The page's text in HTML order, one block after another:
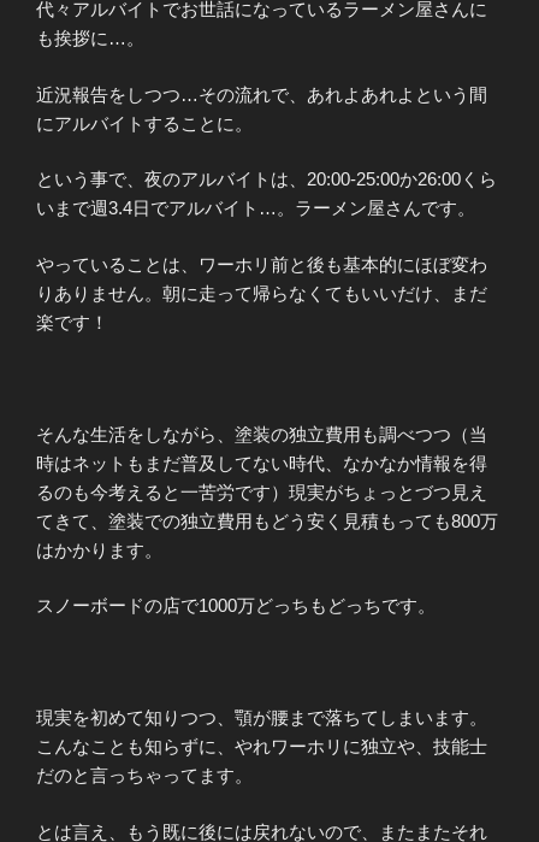
代々アルバイトでお世話になっているラーメン屋さんに
も挨拶に…。
近況報告をしつつ…その流れで、あれよあれよという間
にアルバイトすることに。
という事で、夜のアルバイトは、20:00‐25:00か26:00くら
いまで週3.4日でアルバイト…。ラーメン屋さんです。
やっていることは、ワーホリ前と後も基本的にほぼ変わ
りありません。朝に走って帰らなくてもいいだけ、まだ
楽です！
そんな生活をしながら、塗装の独立費用も調べつつ（当
時はネットもまだ普及してない時代、なかなか情報を得
るのも今考えると一苦労です）現実がちょっとづつ見え
てきて、塗装での独立費用もどう安く見積もっても800万
はかかります。
スノーボードの店で1000万どっちもどっちです。
現実を初めて知りつつ、顎が腰まで落ちてしまいます。
こんなことも知らずに、やれワーホリに独立や、技能士
だのと言っちゃってます。
とは言え、もう既に後には戻れないので、またまたそれ